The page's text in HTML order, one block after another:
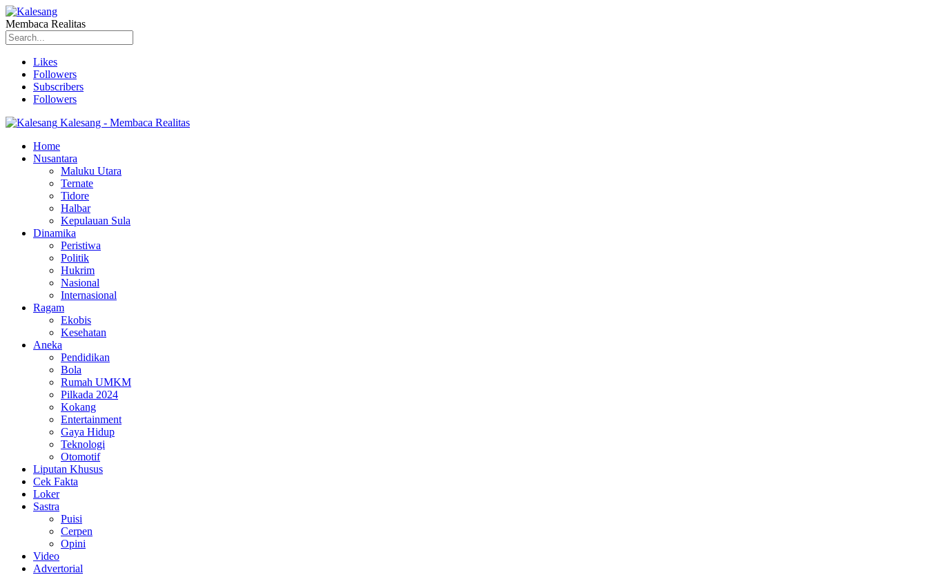
Membaca Realitas
Likes
Followers
Subscribers
Followers
Kalesang - Membaca Realitas
Home
Nusantara
Maluku Utara
Ternate
Tidore
Halbar
Kepulauan Sula
Dinamika
Peristiwa
Politik
Hukrim
Nasional
Internasional
Ragam
Ekobis
Kesehatan
Aneka
Pendidikan
Bola
Rumah UMKM
Pilkada 2024
Kokang
Entertainment
Gaya Hidup
Teknologi
Otomotif
Liputan Khusus
Cek Fakta
Loker
Sastra
Puisi
Cerpen
Opini
Video
Advertorial